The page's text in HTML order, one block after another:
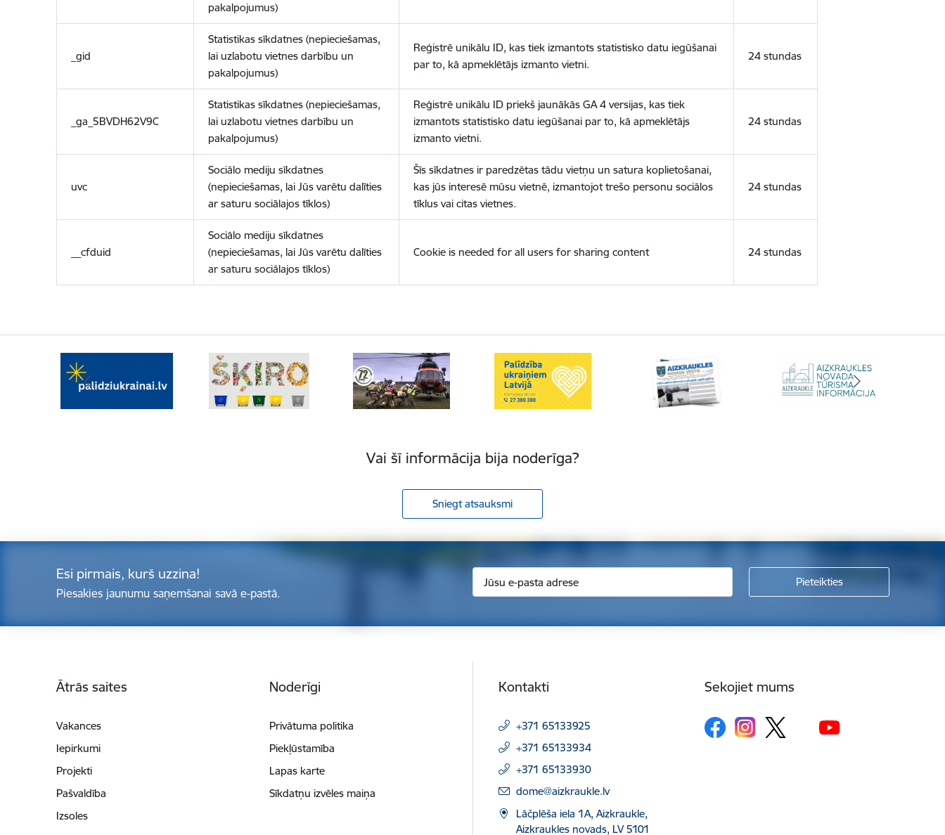
pakalpojumus)
_gid
Statistikas sīkdatnes (nepieciešamas,
lai uzlabotu vietnes darbību un
pakalpojumus)
Reģistrē unikālu ID, kas tiek izmantots statistisko datu iegūšanai
par to, kā apmeklētājs izmanto vietni.
24 stundas
_ga_5BVDH62V9C
Statistikas sīkdatnes (nepieciešamas,
lai uzlabotu vietnes darbību un
pakalpojumus)
Reģistrē unikālu ID priekš jaunākās GA 4 versijas, kas tiek
izmantots statistisko datu iegūšanai par to, kā apmeklētājs
izmanto vietni.
24 stundas
uvc
Sociālo mediju sīkdatnes
(nepieciešamas, lai Jūs varētu dalīties
ar saturu sociālajos tīklos)
Šīs sīkdatnes ir paredzētas tādu vietņu un satura koplietošanai,
kas jūs interesē mūsu vietnē, izmantojot trešo personu sociālos
tīklus vai citas vietnes.
24 stundas
__cfduid
Sociālo mediju sīkdatnes
(nepieciešamas, lai Jūs varētu dalīties
ar saturu sociālajos tīklos)
Cookie is needed for all users for sharing content 24 stundas
Vai šī informācija bija noderīga?
Sniegt atsauksmi
Esi pirmais, kurš uzzina!
Piesakies jaunumu saņemšanai savā e-pastā.
Ātrās saites
Vakances
Iepirkumi
Projekti
Pašvaldība
Izsoles
Noderīgi
Privātuma politika
Piekļūstamība
Lapas karte
Sīkdatņu izvēles maiņa
Kontakti
+371 65133925
+371 65133934
+371 65133930
E-pasts:
dome@aizkraukle.lv
Lāčplēša iela 1A, Aizkraukle,
Aizkraukles novads, LV 5101
Sekojiet mums